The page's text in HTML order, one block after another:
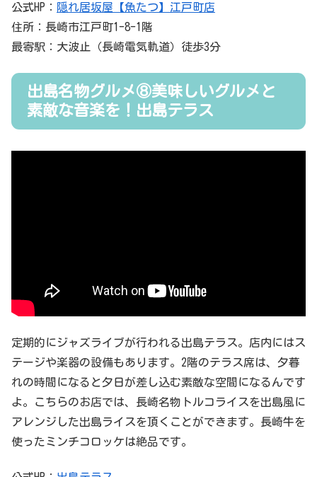
公式HP： 隠れ居坂屋【魚たつ】江戸町店
住所：長崎市江戸町1-8-1階
最寄駅：大波止（長崎電気軌道）徒歩3分
出島名物グルメ⑧美味しいグルメと
素敵な音楽を！出島テラス
定期的にジャズライブが行われる出島テラス。店内にはス
テージや楽器の設備もあります。2階のテラス席は、夕暮
れの時間になると夕日が差し込む素敵な空間になるんです
よ。こちらのお店では、長崎名物トルコライスを出島風に
アレンジした出島ライスを頂くことができます。長崎牛を
使ったミンチコロッケは絶品です。